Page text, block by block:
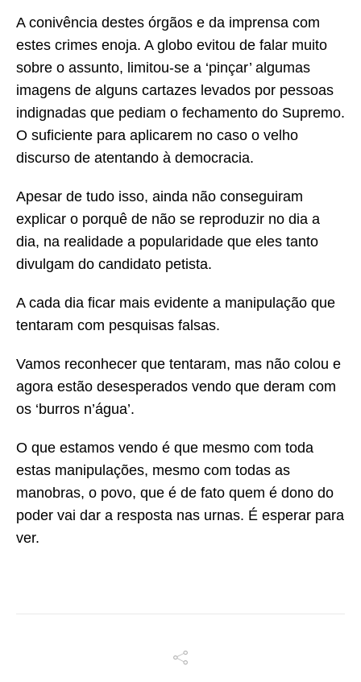
A conivência destes órgãos e da imprensa com
estes crimes enoja. A globo evitou de falar muito
sobre o assunto, limitou-se a ‘pinçar’ algumas
imagens de alguns cartazes levados por pessoas
indignadas que pediam o fechamento do Supremo.
O suficiente para aplicarem no caso o velho
discurso de atentando à democracia.
Apesar de tudo isso, ainda não conseguiram
explicar o porquê de não se reproduzir no dia a
dia, na realidade a popularidade que eles tanto
divulgam do candidato petista.
A cada dia ficar mais evidente a manipulação que
tentaram com pesquisas falsas.
Vamos reconhecer que tentaram, mas não colou e
agora estão desesperados vendo que deram com
os ‘burros n’água’.
O que estamos vendo é que mesmo com toda
estas manipulações, mesmo com todas as
manobras, o povo, que é de fato quem é dono do
poder vai dar a resposta nas urnas. É esperar para
ver.